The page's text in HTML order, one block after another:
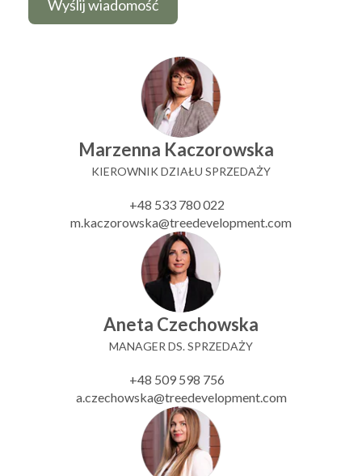
Marzenna Kaczorowska
KIEROWNIK DZIAŁU SPRZEDAŻY
+48 533 780 022
m.kaczorowska@treedevelopment.com
Aneta Czechowska
MANAGER DS. SPRZEDAŻY
+48 509 598 756
a.czechowska@treedevelopment.com